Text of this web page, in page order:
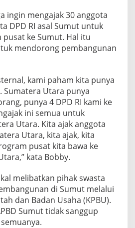
ingin mengajak 30 anggota
DPD RI asal Sumut untuk
ke Sumut. Hal itu
mendorong pembangunan
kami paham kita punya
Sumatera Utara punya
punya 4 DPD RI kami ke
ini semua untuk
Utara. Kita ajak anggota
Utara, kita ajak, kita
pusat kita bawa ke
kata Bobby.
melibatkan pihak swasta
di Sumut melalui
dan Badan Usaha (KPBU).
Sumut tidak sanggup